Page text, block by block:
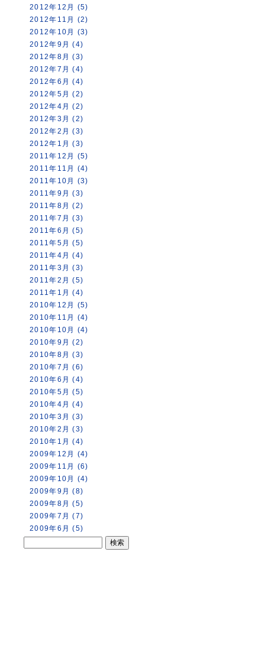
2012年12月 (5)
2012年11月 (2)
2012年10月 (3)
2012年9月 (4)
2012年8月 (3)
2012年7月 (4)
2012年6月 (4)
2012年5月 (2)
2012年4月 (2)
2012年3月 (2)
2012年2月 (3)
2012年1月 (3)
2011年12月 (5)
2011年11月 (4)
2011年10月 (3)
2011年9月 (3)
2011年8月 (2)
2011年7月 (3)
2011年6月 (5)
2011年5月 (5)
2011年4月 (4)
2011年3月 (3)
2011年2月 (5)
2011年1月 (4)
2010年12月 (5)
2010年11月 (4)
2010年10月 (4)
2010年9月 (2)
2010年8月 (3)
2010年7月 (6)
2010年6月 (4)
2010年5月 (5)
2010年4月 (4)
2010年3月 (3)
2010年2月 (3)
2010年1月 (4)
2009年12月 (4)
2009年11月 (6)
2009年10月 (4)
2009年9月 (8)
2009年8月 (5)
2009年7月 (7)
2009年6月 (5)